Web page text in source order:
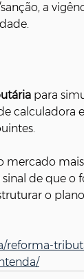
a
para
calculadora
mercado
sinal de que o
o
reforma-